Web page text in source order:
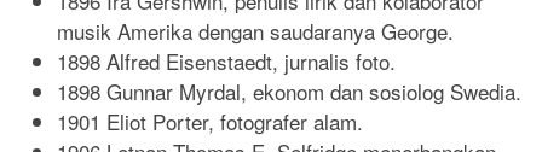
musik Amerika dengan saudaranya George.
1898 Alfred Eisenstaedt, jurnalis foto.
1898 Gunnar Myrdal, ekonom dan sosiolog Swedia.
1901 Eliot Porter, fotografer alam.